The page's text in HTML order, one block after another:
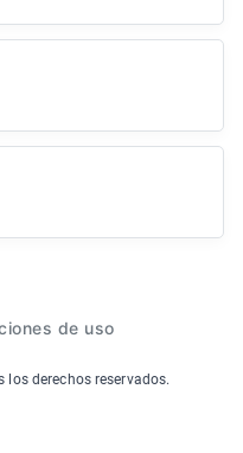
de uso
los derechos reservados.